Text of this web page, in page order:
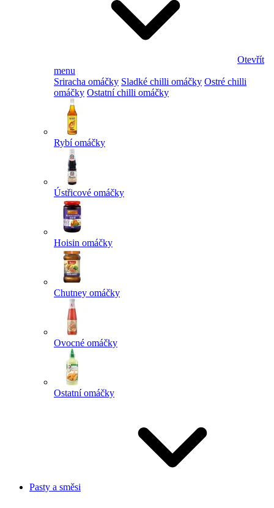
Otevřít
menu
Sriracha omáčky Sladké chilli omáčky Ostré chilli
omáčky Ostatní chilli omáčky
Rybí omáčky
Ústřicové omáčky
Hoisin omáčky
Chutney omáčky
Ovocné omáčky
Ostatní omáčky
Pasty a směsi